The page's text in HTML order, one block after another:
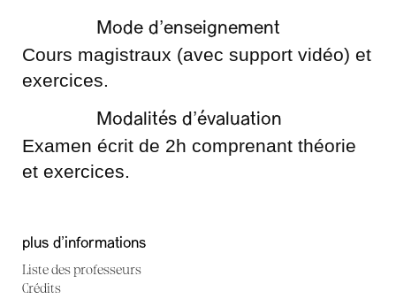
Mode d’enseignement
Cours magistraux (avec support vidéo) et
exercices.
Modalités d’évaluation
Examen écrit de 2h comprenant théorie
et exercices.
plus d'informations
Liste des professeurs
Crédits